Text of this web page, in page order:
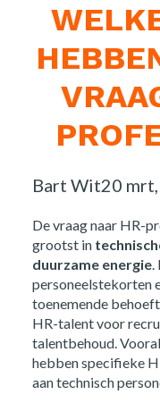
Posted
Bart Wit20
De vraag naar HR-
grootst in
duurzame energie.
personeelstekorten
toenemende
HR-talent voor
talentbehoud.
hebben specifieke
aan technisch